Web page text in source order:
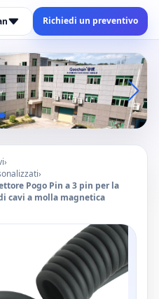
Richiedi un preventivo
›
›
Pogo Pin a 3 pin per la
cavi a molla magnetica